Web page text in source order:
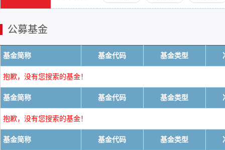
公募基金
基金简称 基金代码 基金类型
抱歉，没有您搜索的基金！
基金简称 基金代码 基金类型
抱歉，没有您搜索的基金！
基金简称 基金代码 基金类型